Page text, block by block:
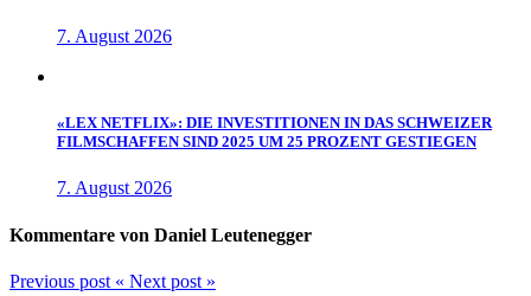
7. August 2026
«LEX NETFLIX»: DIE INVESTITIONEN IN DAS SCHWEIZER
FILMSCHAFFEN SIND 2025 UM 25 PROZENT GESTIEGEN
7. August 2026
Kommentare von Daniel Leutenegger
Previous post « Next post »